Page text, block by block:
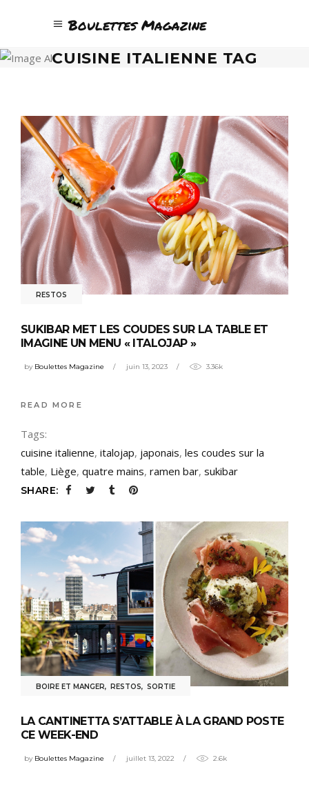
Boulettes Magazine
CUISINE ITALIENNE TAG
RESTOS
SUKIBAR MET LES COUDES SUR LA TABLE ET
IMAGINE UN MENU « ITALOJAP »
by Boulettes Magazine juin 13, 2023 3.36k
READ MORE
Tags:
cuisine italienne, italojap, japonais, les coudes sur la
table, Liège, quatre mains, ramen bar, sukibar
SHARE:
BOIRE ET MANGER, RESTOS, SORTIE
LA CANTINETTA S’ATTABLE À LA GRAND POSTE
CE WEEK-END
by Boulettes Magazine juillet 13, 2022 2.6k